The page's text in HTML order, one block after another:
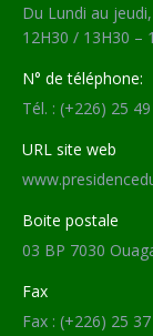
Du Lundi au
12H30 / 13H30 –
N° de téléphone:
Tél. : (+226) 25
URL site web
Boite postale
03 BP 7030
Fax
Fax : (+226) 25